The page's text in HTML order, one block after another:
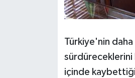
Türkiye'nin
sürdüreceklerini
içinde